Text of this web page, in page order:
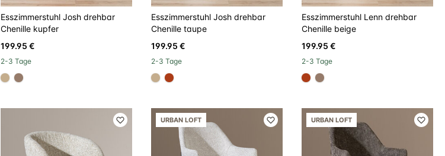
Esszimmerstuhl Josh drehbar
Chenille kupfer
199.95 €
2-3 Tage
#c4ad8d
#967b6a
Esszimmerstuhl Josh drehbar
Chenille taupe
199.95 €
2-3 Tage
#c4ad8d
#ac3c17
Esszimmerstuhl Lenn drehbar
Chenille beige
199.95 €
2-3 Tage
#ac3c17
#967b6a
URBAN LOFT URBAN LOFT